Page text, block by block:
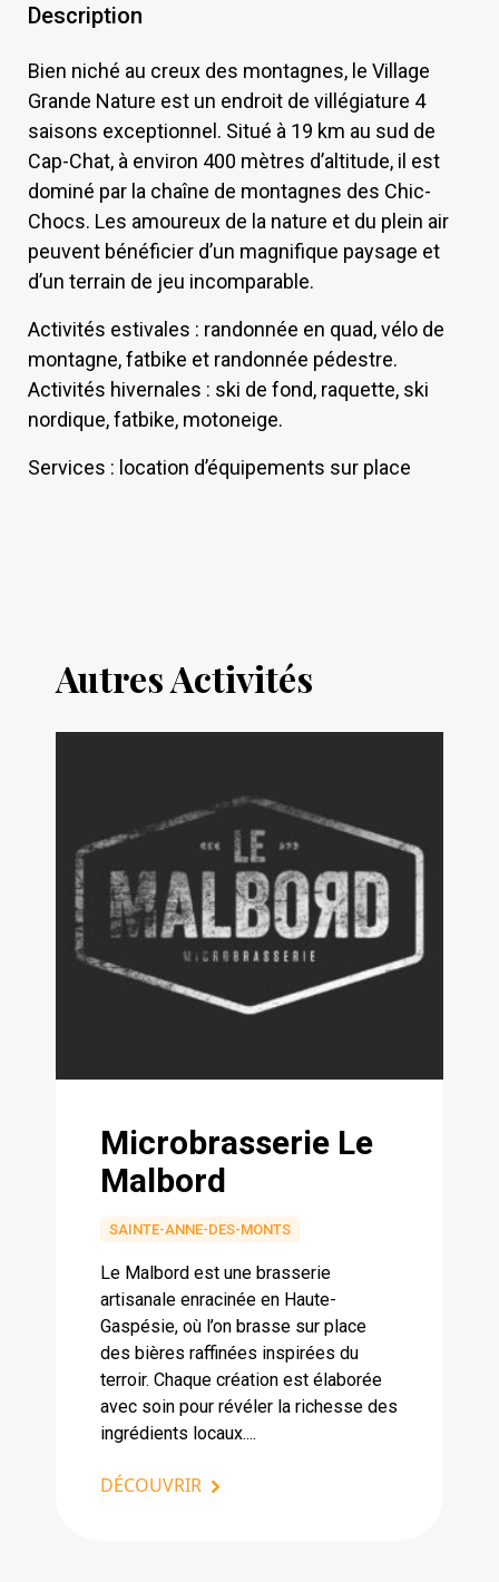
Description
Bien niché au creux des montagnes, le Village
Grande Nature est un endroit de villégiature 4
saisons exceptionnel. Situé à 19 km au sud de
Cap-Chat, à environ 400 mètres d’altitude, il est
dominé par la chaîne de montagnes des Chic-
Chocs. Les amoureux de la nature et du plein air
peuvent bénéficier d’un magnifique paysage et
d’un terrain de jeu incomparable.
Activités estivales : randonnée en quad, vélo de
montagne, fatbike et randonnée pédestre.
Activités hivernales : ski de fond, raquette, ski
nordique, fatbike, motoneige.
Services : location d’équipements sur place
Autres Activités
Microbrasserie Le
Malbord
SAINTE-ANNE-DES-MONTS
Le Malbord est une brasserie
artisanale enracinée en Haute-
Gaspésie, où l’on brasse sur place
des bières raffinées inspirées du
terroir. Chaque création est élaborée
avec soin pour révéler la richesse des
ingrédients locaux....
DÉCOUVRIR